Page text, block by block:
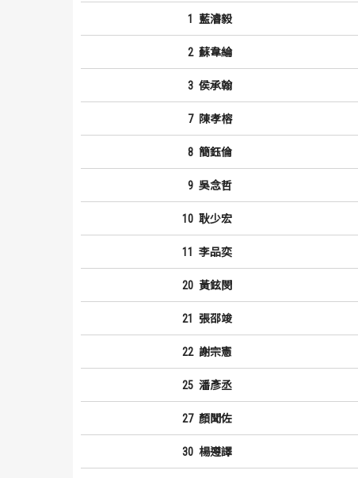
1 藍濬毅
2 蘇韋綸
3 侯承翰
7 陳孝榕
8 簡鈺倫
9 吳念哲
10 耿少宏
11 李品奕
20 黃鉉閔
21 張邵竣
22 謝宗憲
25 潘彥丞
27 顏聞佐
30 楊遵譯